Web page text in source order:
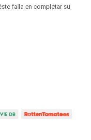
falla en completar su